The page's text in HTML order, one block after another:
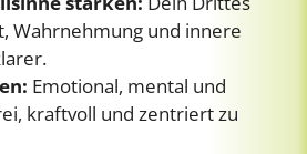
Wahrnehmung und innere
Emotional, mental und
kraftvoll und zentriert zu